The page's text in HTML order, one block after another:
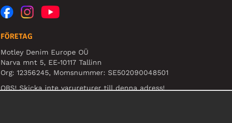
FÖRETAG
Motley Denim Europe OÜ
Narva mnt 5, EE-10117 Tallinn
Org: 12356245, Momsnummer: SE502090048501
OBS! Skicka inte varureturer till denna adress!